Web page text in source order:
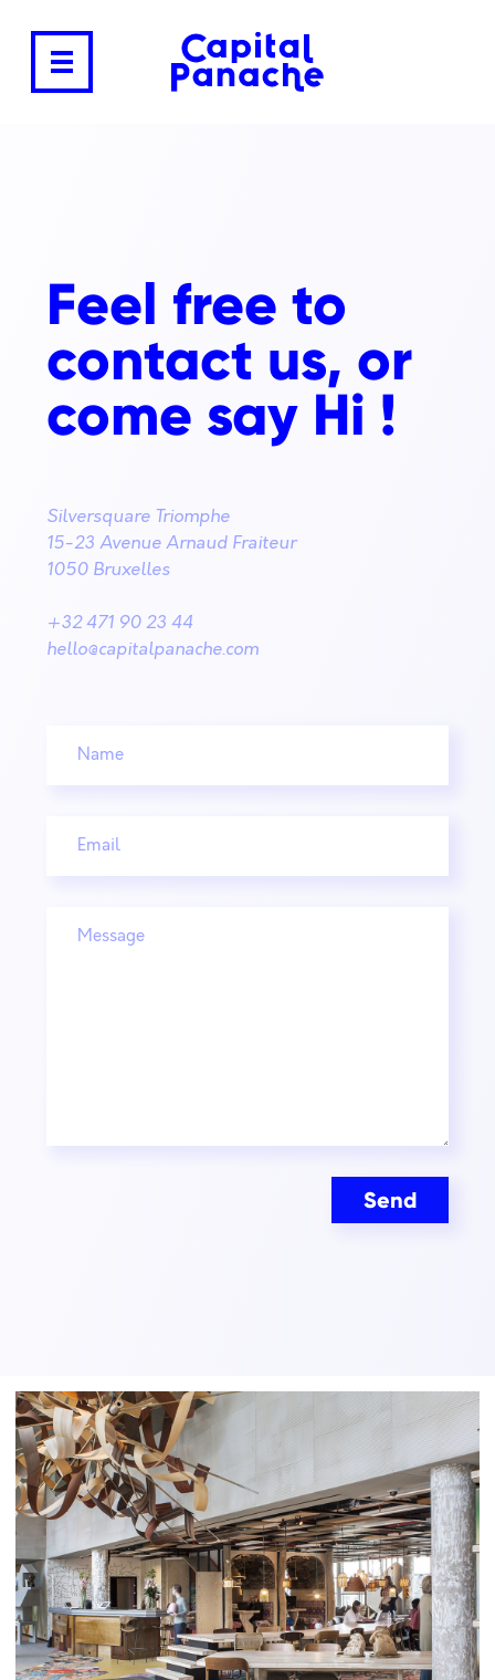
Feel free to
contact us, or
come say Hi !
Silversquare Triomphe
15-23 Avenue Arnaud Fraiteur
1050 Bruxelles
+32 471 90 23 44
hello@capitalpanache.com